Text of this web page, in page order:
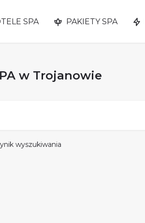
SPA PAKIETY SPA
w Trojanowie
wyszukiwania